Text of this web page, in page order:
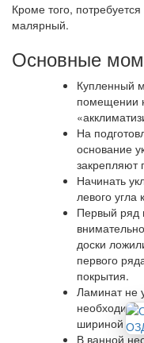
Кроме того,
малярный.
Основные
Купленный
помещении
На
основание
закрепляют
Начинать
левого угла
Первый ряд
доски
первого
покрытия.
Ламинат не
необходимо
шириной 7-
В ванной